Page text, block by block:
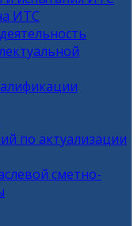
ИТС
по актуализации
сметно-